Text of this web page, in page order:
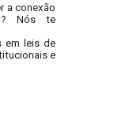
a conexão
Nós te
em leis de
e